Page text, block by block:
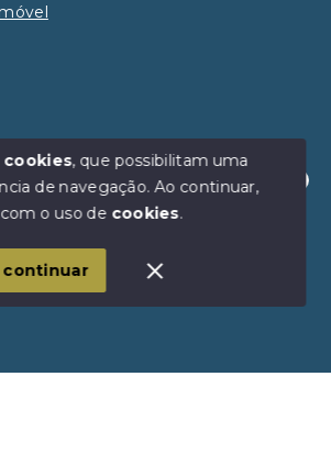
Estamos disponíveis para te ajudar.
- Avançar Imóveis - Todos os
cookies, que possibilitam uma
de navegação.Ao continuar,
o uso de cookies.
continuar